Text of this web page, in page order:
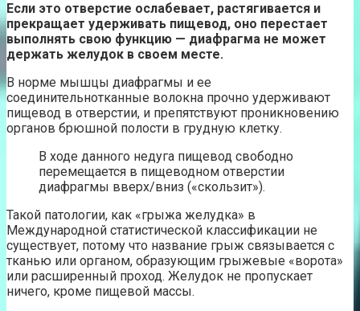
Если это отверстие ослабевает, растягивается и
прекращает удерживать пищевод, оно перестает
выполнять свою функцию — диафрагма не может
держать желудок в своем месте.
В норме мышцы диафрагмы и ее
соединительнотканные волокна прочно удерживают
пищевод в отверстии, и препятствуют проникновению
органов брюшной полости в грудную клетку.
В ходе данного недуга пищевод свободно
перемещается в пищеводном отверстии
диафрагмы вверх/вниз («скользит»).
Такой патологии, как «грыжа желудка» в
Международной статистической классификации не
существует, потому что название грыж связывается с
тканью или органом, образующим грыжевые «ворота»
или расширенный проход. Желудок не пропускает
ничего, кроме пищевой массы.